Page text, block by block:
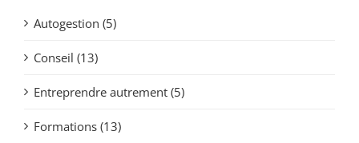
Autogestion (5)
Conseil (13)
Entreprendre autrement (5)
Formations (13)